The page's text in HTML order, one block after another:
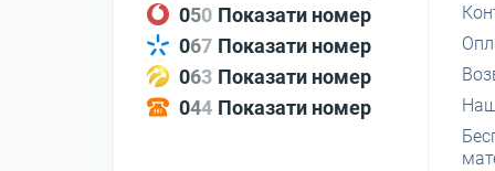
050 Показати номер
067 Показати номер
063 Показати номер
044 Показати номер